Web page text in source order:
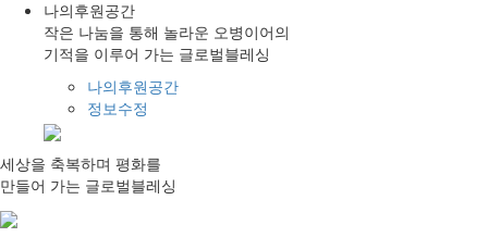
나의후원공간
작은 나눔을 통해 놀라운 오병이어의
기적을 이루어 가는 글로벌블레싱
나의후원공간
정보수정
세상을 축복하며 평화를
만들어 가는 글로벌블레싱